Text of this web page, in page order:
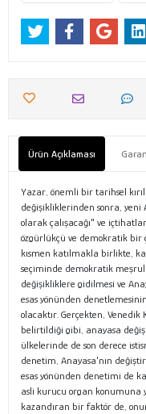
Ürün Açıklaması
Yazar, önemli bir tarihsel
değişikliklerinden sonra,
olarak çalışacağı" ve
özgürlükçü ve demokratik bir
kısmen katılmakla birlikte,
seçiminde demokratik
değişikliklere gidilmesi ve
esas yönünden
olacaktır. Gerçekten,
belirtildiği gibi, anayasa
ülkelerinde de son derece
denetim, Anayasa'nın
esas yönünden denetimi de
asli kurucu organ konumuna
kazandıran bir faktör de,